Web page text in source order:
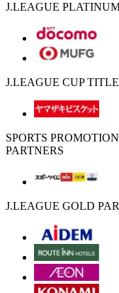
J.LEAGUE
J.LEAGUE CUP
SPORTS
PARTNERS
J.LEAGUE GOLD